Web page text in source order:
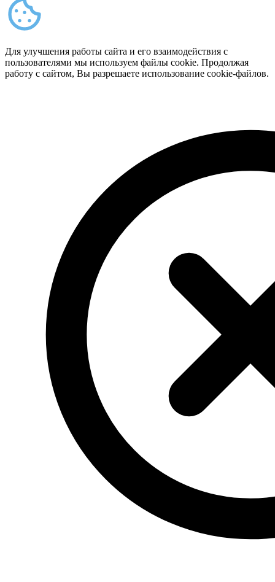
Для улучшения работы сайта и его взаимодействия с
пользователями мы используем файлы cookie. Продолжая
работу с сайтом, Вы разрешаете использование cookie-файлов.